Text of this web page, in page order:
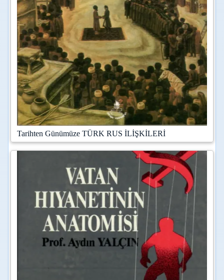
Tarihten Günümüze TÜRK RUS İLİŞKİLERİ